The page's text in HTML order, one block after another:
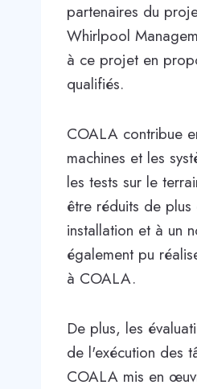
partenaires du
Whirlpool
à ce projet en
qualifiés.
COALA contribue
machines et les
les tests sur le
être réduits de
installation et à un
également pu
à COALA.
De plus, les
de l'exécution des
COALA mis en